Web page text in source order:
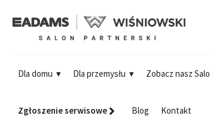
Dla domu Dla przemysłu Zobacz nasz
Zgłoszenie serwisowe Blog Kontakt